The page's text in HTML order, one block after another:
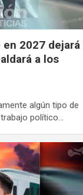
2027 dejará
a los
algún tipo de
político…